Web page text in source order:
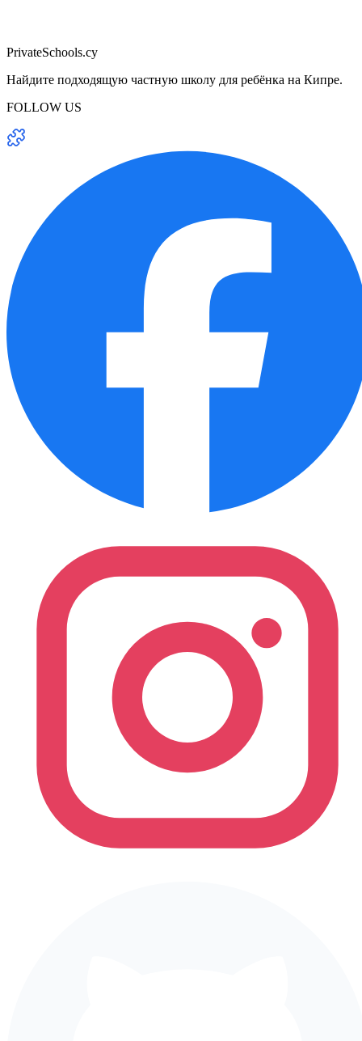
PrivateSchools.cy
Найдите подходящую частную школу для ребёнка на Кипре.
FOLLOW US